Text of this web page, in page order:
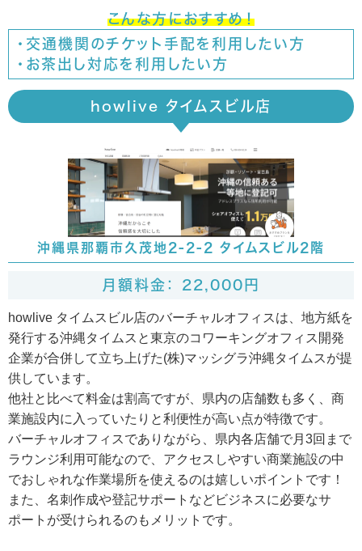
こんな方におすすめ！
・交通機関のチケット手配を利用したい方
・お茶出し対応を利用したい方
howlive タイムスビル店
沖縄県那覇市久茂地2-2-2 タイムスビル2階
月額料金： 22,000円
howlive タイムスビル店のバーチャルオフィスは、地方紙を
発行する沖縄タイムスと東京のコワーキングオフィス開発
企業が合併して立ち上げた(株)マッシグラ沖縄タイムスが提
供しています。
他社と比べて料金は割高ですが、県内の店舗数も多く、商
業施設内に入っていたりと利便性が高い点が特徴です。
バーチャルオフィスでありながら、県内各店舗で月3回まで
ラウンジ利用可能なので、アクセスしやすい商業施設の中
でおしゃれな作業場所を使えるのは嬉しいポイントです！
また、名刺作成や登記サポートなどビジネスに必要なサ
ポートが受けられるのもメリットです。